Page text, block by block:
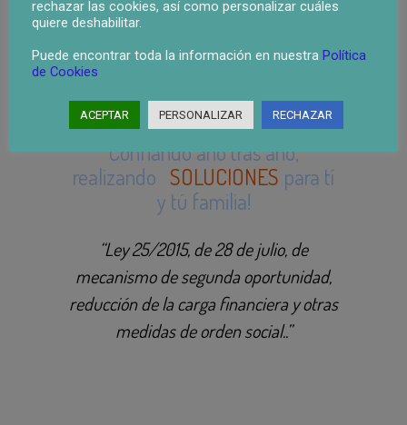
Nuestros Clientes:
Tenemos más de2.000 +
Confiando año tras año,
realizando SOLUCIONES para tí
y tú familia!
“Ley 25/2015, de 28 de julio, de
mecanismo de segunda oportunidad,
reducción de la carga financiera y otras
medidas de orden social..”
rechazar las cookies, así como personalizar cuáles
quiere deshabilitar.
Puede encontrar toda la información en nuestra Política
de Cookies
ACEPTAR PERSONALIZAR RECHAZAR